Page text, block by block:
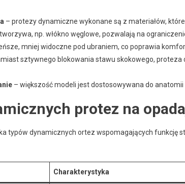
– protezy dynamiczne wykonane są z materiałów,
np. włókno węglowe, pozwalają na
mniej widoczne pod ubraniem, co poprawia
sztywnego blokowania stawu skokowego,
– większość modeli jest dostosowywana do
protez na
typów dynamicznych ortez wspomagających funkcję
Charakterystyka